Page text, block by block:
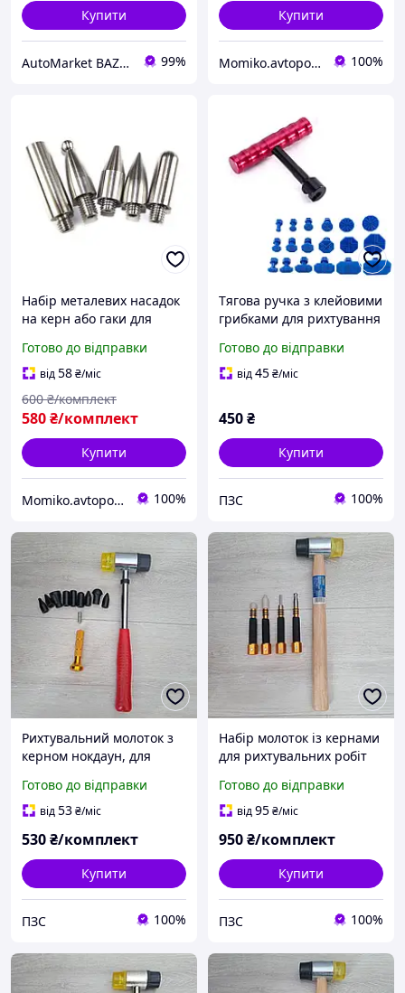
Купити
AutoMarket BAZAR 99%
Купити
Momiko.avtopomich 100%
Набір металевих насадок
на керн або гаки для
фарбування PDR
Готово до відправки
від58₴/міс
580₴/комплект
600 ₴/комплект
Купити
Momiko.avtopomich 100%
Тягова ручка з клейовими
грибками для рихтування
фарбування
Готово до відправки
від45₴/міс
450₴
Купити
ПЗС 100%
Рихтувальний молоток з
керном нокдаун, для
фарбування Pdr
Готово до відправки
від53₴/міс
530₴/комплект
Купити
ПЗС 100%
Набір молоток із кернами
для рихтувальних робіт
Готово до відправки
від95₴/міс
950₴/комплект
Купити
ПЗС 100%